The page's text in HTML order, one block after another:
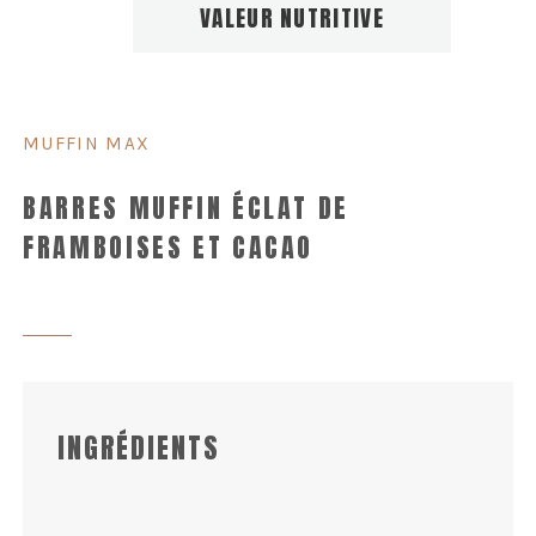
VALEUR NUTRITIVE
MUFFIN MAX
BARRES MUFFIN ÉCLAT DE
FRAMBOISES ET CACAO
INGRÉDIENTS